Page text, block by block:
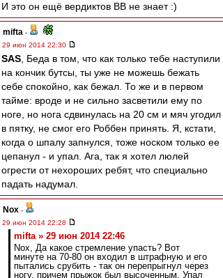
И это он ещё вердиктов ВВ не знает :)
mifta -
29 июн 2014 22:30
SAS , Беда в том, что как только тебе наступили
на кончик бутсы, ты уже не можешь бежать
себе спокойно, как бежал. То же и в первом
тайме: вроде и не сильно засветили ему по
ноге, но нога сдвинулась на 20 см и мяч угодил
в пятку, не смог его Роббен принять. Я, кстати,
когда о шпалу запнулся, тоже носком только ее
цепанул - и упал. Ага, так я хотел люлей
огрести от нехороших ребят, что специально
падать надумал.
Nox -
29 июн 2014 22:28
mifta » 29 июн 2014 22:46
Nox, Да какое стремление упасть? Вот
минуте на 70-80 он входил в штрафную и его
пытались срубить - так он перепрыгнул через
ногу, причем прыжок был высоченным. Упал